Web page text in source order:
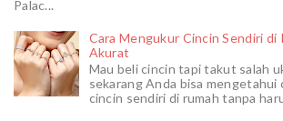
Palac...
Cara Mengukur Cincin Sendiri di
Akurat
Mau beli cincin tapi takut salah
sekarang Anda bisa mengetahui
cincin sendiri di rumah tanpa